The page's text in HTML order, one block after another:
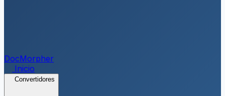
DocMorpher
Inicio
Convertidores